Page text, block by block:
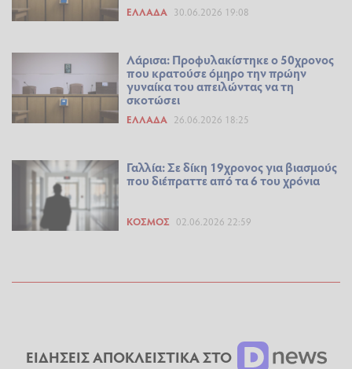
ΕΛΛΆΔΑ 30.06.2026 19:08
Λάρισα: Προφυλακίστηκε ο 50χρονος
που κρατούσε όμηρο την πρώην
γυναίκα του απειλώντας να τη
σκοτώσει
ΕΛΛΆΔΑ 26.06.2026 18:25
Γαλλία: Σε δίκη 19χρονος για βιασμούς
που διέπραττε από τα 6 του χρόνια
ΚΌΣΜΟΣ 02.06.2026 22:59
ΕΙΔΗΣΕΙΣ ΑΠΟΚΛΕΙΣΤΙΚΑ ΣΤΟ